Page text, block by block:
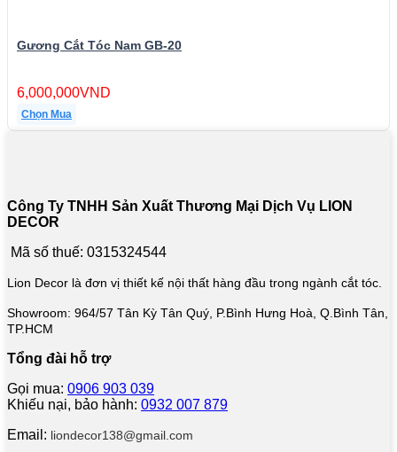
Gương Cắt Tóc Nam GB-20
6,000,000VND
Chọn Mua
Công Ty TNHH Sản Xuất Thương Mại Dịch Vụ LION
DECOR
Mã số thuế: 0315324544
Lion Decor là đơn vị thiết kế nội thất hàng đầu trong ngành cắt tóc.
Showroom: 964/57 Tân Kỳ Tân Quý, P.Bình Hưng Hoà, Q.Bình Tân,
TP.HCM
Tổng đài hỗ trợ
Gọi mua: 0906 903 039
Khiếu nại, bảo hành: 0932 007 879
Email: liondecor138@gmail.com